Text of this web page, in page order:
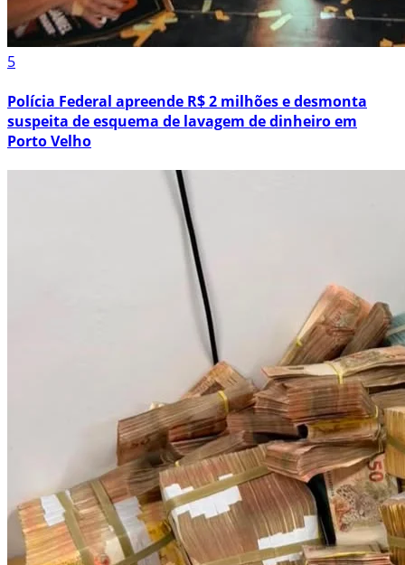
5
Polícia Federal apreende R$ 2 milhões e desmonta
suspeita de esquema de lavagem de dinheiro em
Porto Velho